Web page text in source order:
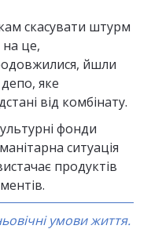
скасувати штурм
це,
йшли
яке
від комбінату.
фонди
ситуація
продуктів
умови життя.